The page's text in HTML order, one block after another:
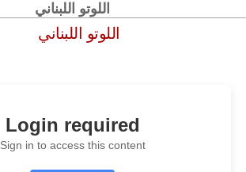
اللوتو اللبناني
اللوتو اللبناني
Login required
Sign in to access this content